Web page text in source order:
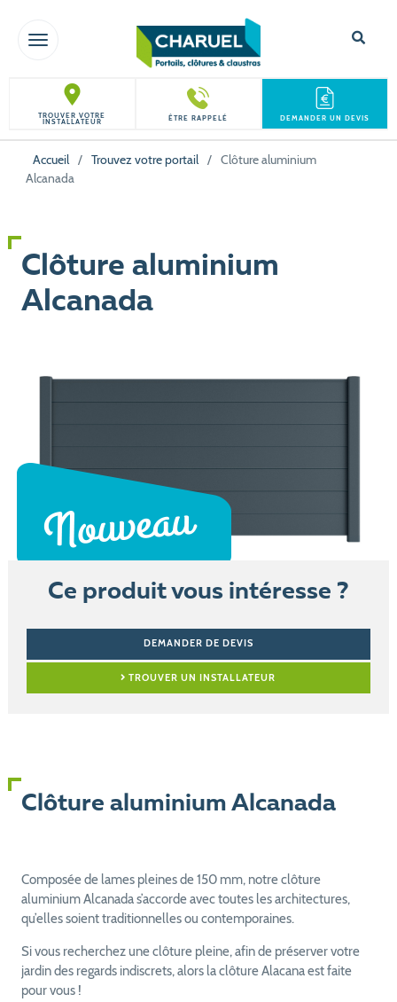
TOGGLE NAVIGATION
TROUVER VOTRE
INSTALLATEUR ÊTRE RAPPELÉ DEMANDER UN DEVIS
Accueil / Trouvez votre portail / Clôture aluminium
Alcanada
Clôture aluminium
Alcanada
Ce produit vous intéresse ?
DEMANDER DE DEVIS
TROUVER UN INSTALLATEUR
Clôture aluminium Alcanada
Composée de lames pleines de 150 mm, notre clôture
aluminium Alcanada s’accorde avec toutes les architectures,
qu’elles soient traditionnelles ou contemporaines.
Si vous recherchez une clôture pleine, afin de préserver votre
jardin des regards indiscrets, alors la clôture Alacana est faite
pour vous !